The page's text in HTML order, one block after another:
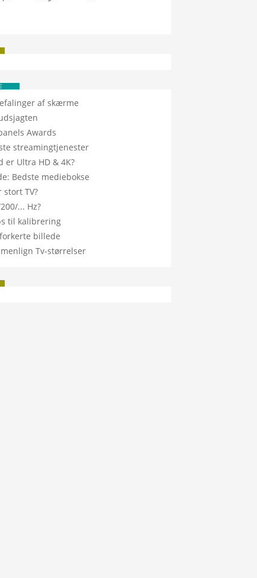
af skærme
Awards
streamingtjenester
er Ultra HD & 4K?
Bedste mediebokse
stort TV?
... Hz?
til kalibrering
billede
Tv-størrelser